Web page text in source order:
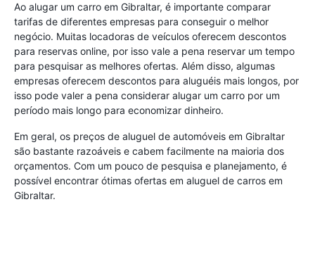
Ao alugar um carro em Gibraltar, é importante comparar
tarifas de diferentes empresas para conseguir o melhor
negócio. Muitas locadoras de veículos oferecem descontos
para reservas online, por isso vale a pena reservar um tempo
para pesquisar as melhores ofertas. Além disso, algumas
empresas oferecem descontos para aluguéis mais longos, por
isso pode valer a pena considerar alugar um carro por um
período mais longo para economizar dinheiro.
Em geral, os preços de aluguel de automóveis em Gibraltar
são bastante razoáveis ​​e cabem facilmente na maioria dos
orçamentos. Com um pouco de pesquisa e planejamento, é
possível encontrar ótimas ofertas em aluguel de carros em
Gibraltar.